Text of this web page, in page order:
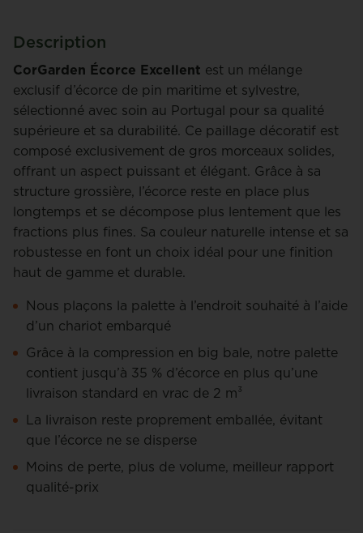
Description
CorGarden Écorce Excellent est un mélange
exclusif d’écorce de pin maritime et sylvestre,
sélectionné avec soin au Portugal pour sa qualité
supérieure et sa durabilité. Ce paillage décoratif est
composé exclusivement de gros morceaux solides,
offrant un aspect puissant et élégant. Grâce à sa
structure grossière, l’écorce reste en place plus
longtemps et se décompose plus lentement que les
fractions plus fines. Sa couleur naturelle intense et sa
robustesse en font un choix idéal pour une finition
haut de gamme et durable.
Nous plaçons la palette à l’endroit souhaité à l’aide
d’un chariot embarqué
Grâce à la compression en big bale, notre palette
contient jusqu’à 35 % d’écorce en plus qu’une
livraison standard en vrac de 2 m³
La livraison reste proprement emballée, évitant
que l’écorce ne se disperse
Moins de perte, plus de volume, meilleur rapport
qualité-prix